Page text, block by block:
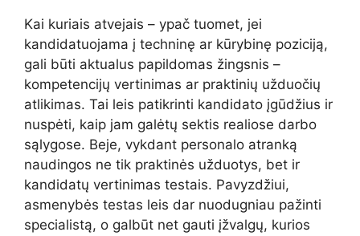
Kai kuriais atvejais – ypač tuomet, jei
kandidatuojama į techninę ar kūrybinę poziciją,
gali būti aktualus papildomas žingsnis –
kompetencijų vertinimas ar praktinių užduočių
atlikimas. Tai leis patikrinti kandidato įgūdžius ir
nuspėti, kaip jam galėtų sektis realiose darbo
sąlygose. Beje, vykdant personalo atranką
naudingos ne tik praktinės užduotys, bet ir
kandidatų vertinimas testais. Pavyzdžiui,
asmenybės testas leis dar nuodugniau pažinti
specialistą, o galbūt net gauti įžvalgų, kurios